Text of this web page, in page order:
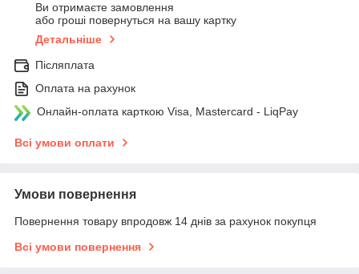
Ви отримаєте замовлення
або гроші повернуться на вашу картку
Детальніше
Післяплата
Оплата на рахунок
Онлайн-оплата карткою Visa, Mastercard - LiqPay
Всі умови оплати
Умови повернення
Повернення товару впродовж 14 днів за рахунок покупця
Всі умови повернення